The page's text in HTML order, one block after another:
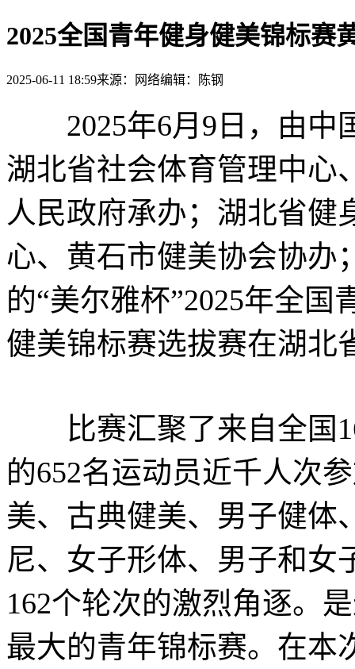
2025全国青年健身健美锦标赛
2025-06-11 18:59来源：网络编辑：陈钢
2025年6月9日，由中
湖北省社会体育管理中心
人民政府承办；湖北省健
心、黄石市健美协会协办
的“美尔雅杯”2025年全
健美锦标赛选拔赛在湖北
比赛汇聚了来自全国
的652名运动员近千人次
美、古典健美、男子健体
尼、女子形体、男子和女
162个轮次的激烈角逐。
最大的青年锦标赛。在本